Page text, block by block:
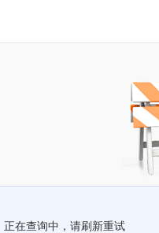
正在查询中，请刷新重试